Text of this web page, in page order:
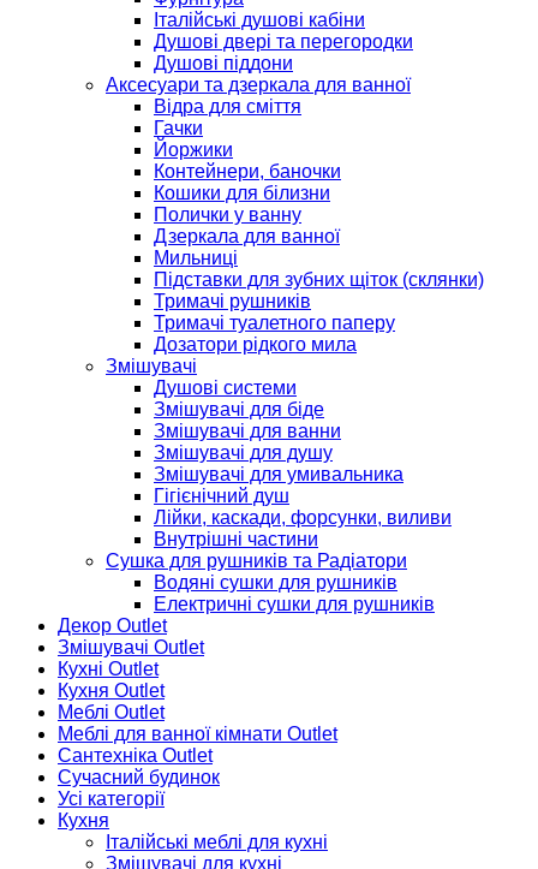
Італійські душові кабіни
Душові двері та перегородки
Душові піддони
Аксесуари та дзеркала для ванної
Відра для сміття
Гачки
Йоржики
Контейнери, баночки
Кошики для білизни
Полички у ванну
Дзеркала для ванної
Мильниці
Підставки для зубних щіток (склянки)
Тримачі рушників
Тримачі туалетного паперу
Дозатори рідкого мила
Змішувачі
Душові системи
Змішувачі для біде
Змішувачі для ванни
Змішувачі для душу
Змішувачі для умивальника
Гігієнічний душ
Лійки, каскади, форсунки, виливи
Внутрішні частини
Сушка для рушників та Радіатори
Водяні сушки для рушників
Електричні сушки для рушників
Декор Outlet
Змішувачі Outlet
Кухні Outlet
Кухня Outlet
Меблі Outlet
Меблі для ванної кімнати Outlet
Сантехніка Outlet
Сучасний будинок
Усі категорії
Кухня
Італійські меблі для кухні
Змішувачі для кухні